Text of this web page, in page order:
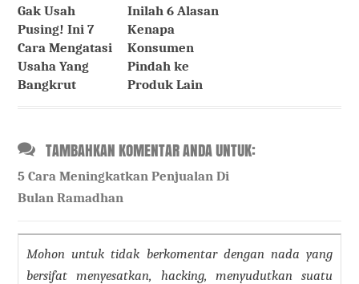
Gak Usah
Pusing! Ini 7
Cara Mengatasi
Usaha Yang
Bangkrut
Inilah 6 Alasan
Kenapa
Konsumen
Pindah ke
Produk Lain
TAMBAHKAN KOMENTAR ANDA UNTUK:
5 Cara Meningkatkan Penjualan Di
Bulan Ramadhan
Mohon untuk tidak berkomentar dengan nada yang
bersifat menyesatkan, hacking, menyudutkan suatu